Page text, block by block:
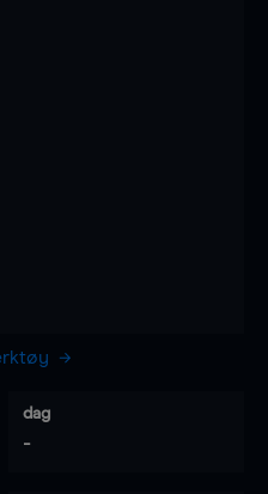
dag
-